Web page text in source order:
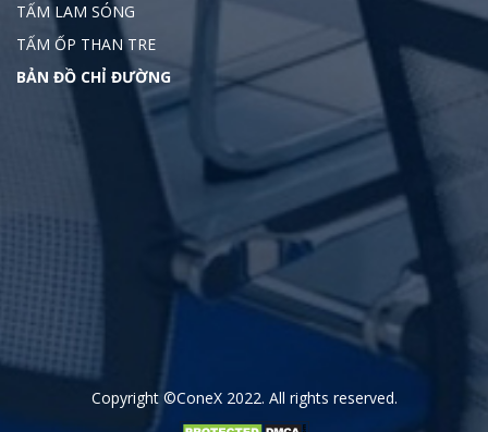
TẤM LAM SÓNG
TẤM ỐP THAN TRE
BẢN ĐỒ CHỈ ĐƯỜNG
Copyright ©ConeX 2022. All rights reserved.